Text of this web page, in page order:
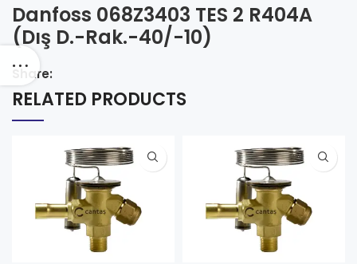
Danfoss 068Z3403 TES 2 R404A
(Dış D.-Rak.-40/-10)
Share:
RELATED PRODUCTS